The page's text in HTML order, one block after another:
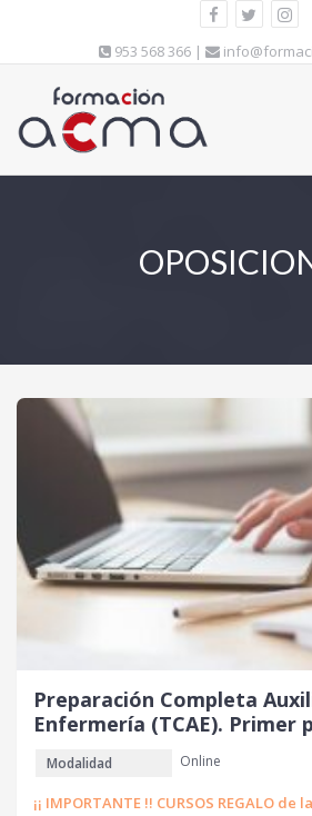
953 568 366 |
Preparación Completa
Enfermería (TCAE). Primer
Modalidad Online
¡¡ IMPORTANTE !! CURSOS REGALO